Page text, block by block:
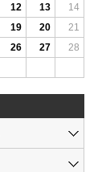
12 13
14
19 20
21
26 27
28